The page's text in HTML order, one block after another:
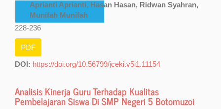
Aprianti Aprianti, Hasan Hasan, Ridwan Syahran,
Munifah Munifah
228-236
PDF
DOI: https://doi.org/10.56799/jceki.v5i1.11154
Analisis Kinerja Guru Terhadap Kualitas
Pembelajaran Siswa Di SMP Negeri 5 Botomuzoi